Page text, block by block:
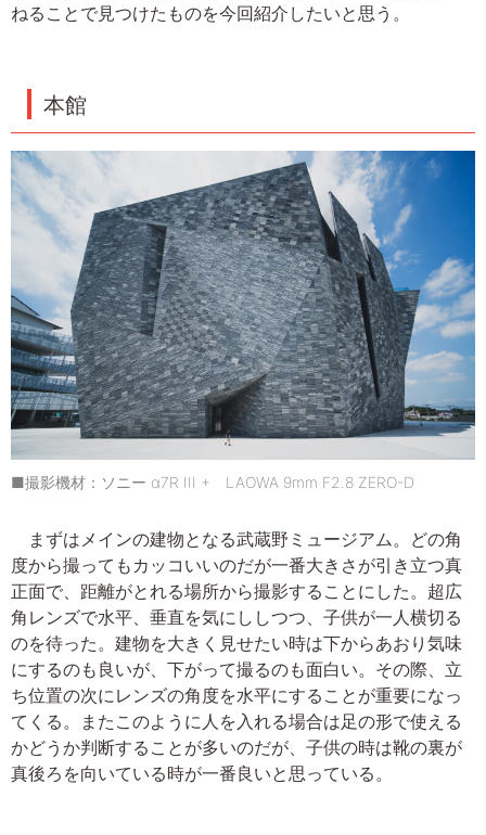
ねることで見つけたものを今回紹介したいと思う。
本館
■撮影機材：ソニー α7R III + LAOWA 9mm F2.8 ZERO-D
まずはメインの建物となる武蔵野ミュージアム。どの角
度から撮ってもカッコいいのだが一番大きさが引き立つ真
正面で、距離がとれる場所から撮影することにした。超広
角レンズで水平、垂直を気にししつつ、子供が一人横切る
のを待った。建物を大きく見せたい時は下からあおり気味
にするのも良いが、下がって撮るのも面白い。その際、立
ち位置の次にレンズの角度を水平にすることが重要になっ
てくる。またこのように人を入れる場合は足の形で使える
かどうか判断することが多いのだが、子供の時は靴の裏が
真後ろを向いている時が一番良いと思っている。